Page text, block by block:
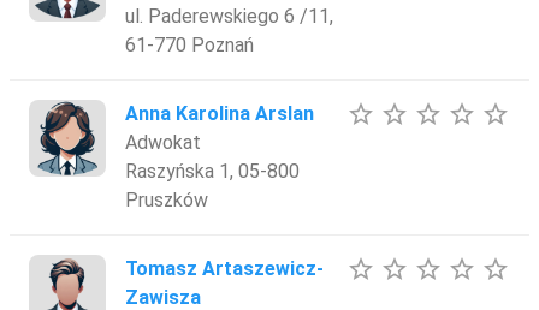
ul. Paderewskiego 6 /11,
61-770 Poznań
Anna Karolina Arslan
Adwokat
Raszyńska 1, 05-800
Pruszków
star_border star_border star_border star_border star_border
Tomasz Artaszewicz-
Zawisza
star_border star_border star_border star_border star_border